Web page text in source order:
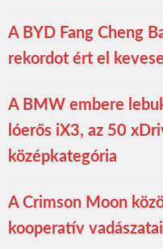
A BYD Fang Cheng
rekordot ért el
A BMW embere
lóerős iX3, az 50
középkategória
A Crimson Moon
kooperatív